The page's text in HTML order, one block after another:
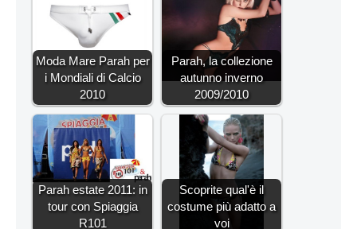
Moda Mare Parah per
i Mondiali di Calcio
2010
Parah, la collezione
autunno inverno
2009/2010
Parah estate 2011: in
tour con Spiaggia
R101
Scoprite qual'è il
costume più adatto a
voi